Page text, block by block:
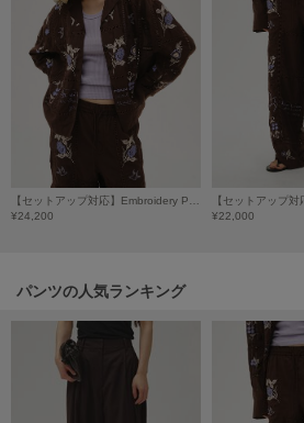
HUNTER
ハンター
HOKA ONEONE
ホカ オネオネ
KEEN
キーン
LAATO
¥24,200
¥22,000
パンツの人気ランキング